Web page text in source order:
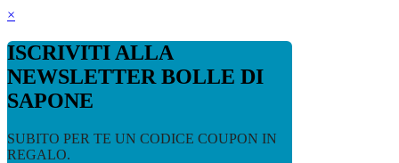
×
ISCRIVITI ALLA
NEWSLETTER BOLLE DI
SAPONE
SUBITO PER TE UN CODICE COUPON IN
REGALO.